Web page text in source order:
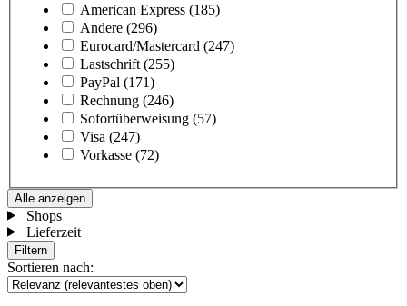
American Express (185)
Andere (296)
Eurocard/Mastercard (247)
Lastschrift (255)
PayPal (171)
Rechnung (246)
Sofortüberweisung (57)
Visa (247)
Vorkasse (72)
Alle anzeigen
Shops
Lieferzeit
Filtern
Sortieren nach: